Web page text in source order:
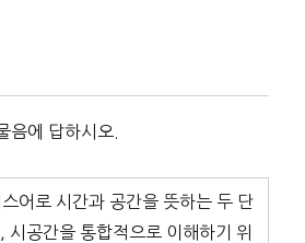
음에 답하시오.
스어로 시간과 공간을 뜻하는 두 단
시공간을 통합적으로 이해하기 위